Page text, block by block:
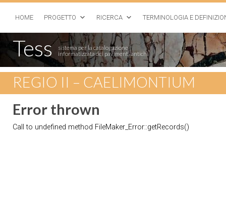
HOME PROGETTO RICERCA TERMINOLOGIA E
Tess
sistema per la catalogazione
informatizzata dei pavimenti antichi
REGIO II – CAELIMONTIUM
Error thrown
Call to undefined method FileMaker_Error::getRecords()